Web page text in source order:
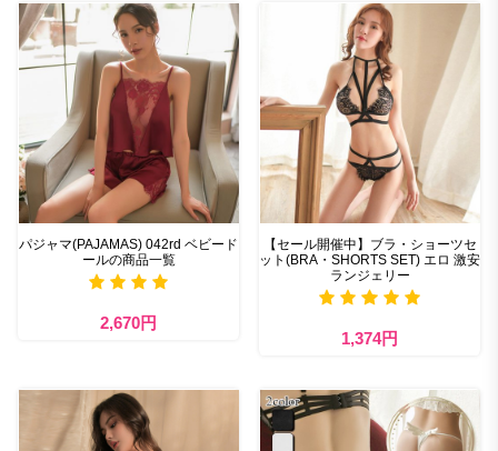
パジャマ(PAJAMAS) 042rd ベビード
ールの商品一覧
2,670円
【セール開催中】ブラ・ショーツセ
ット(BRA・SHORTS SET) エロ 激安
ランジェリー
1,374円